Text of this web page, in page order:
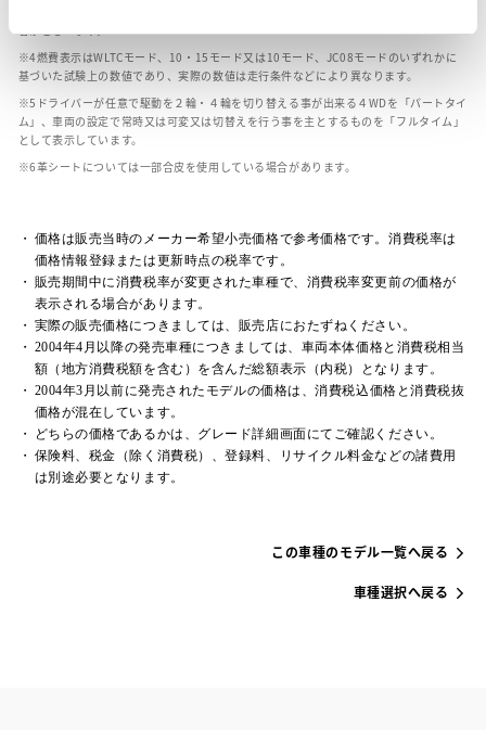
燃費表示はWLTCモード、10・15モード又は10モード、JC08モードのいずれかに
基づいた試験上の数値であり、実際の数値は走行条件などにより異なります。
ドライバーが任意で駆動を２輪・４輪を切り替える事が出来る４WDを「パートタイ
ム」、車両の設定で常時又は可変又は切替えを行う事を主とするものを「フルタイム」
として表示しています。
革シートについては一部合皮を使用している場合があります。
価格は販売当時のメーカー希望小売価格で参考価格です。消費税率は
価格情報登録または更新時点の税率です。
販売期間中に消費税率が変更された車種で、消費税率変更前の価格が
表示される場合があります。
実際の販売価格につきましては、販売店におたずねください。
2004年4月以降の発売車種につきましては、車両本体価格と消費税相当
額（地方消費税額を含む）を含んだ総額表示（内税）となります。
2004年3月以前に発売されたモデルの価格は、消費税込価格と消費税抜
価格が混在しています。
どちらの価格であるかは、グレード詳細画面にてご確認ください。
保険料、税金（除く消費税）、登録料、リサイクル料金などの諸費用
は別途必要となります。
この車種のモデル一覧へ戻る
車種選択へ戻る